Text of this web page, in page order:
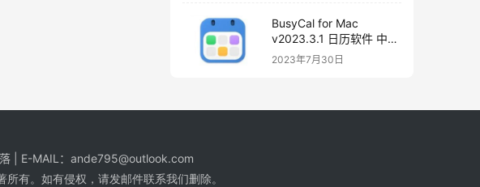
BusyCal for Mac
v2023.3.1 日历软件 中文
破解版下载
2023年7月30日
| E-MAIL： ande795@outlook.com
有。如有侵权，请发邮件联系我们删除。